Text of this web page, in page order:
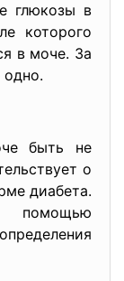
глюкозы в
которого
в моче. За
быть не
о
диабета.
помощью